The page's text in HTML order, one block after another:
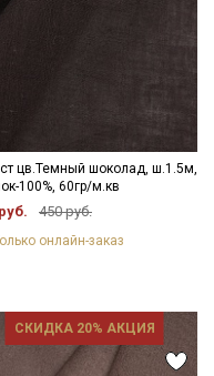
цв.Темный шоколад, ш.1.5м,
100%, 60гр/м.кв
450 руб.
онлайн-заказ
СКИДКА 20% АКЦИЯ